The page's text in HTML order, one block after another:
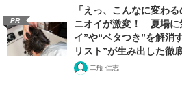
PR
「えっ、こんなに変わ
ニオイが激変！ 夏場に
イ”や“ベタつき”を解消
リスト”が生み出した徹
二瓶 仁志